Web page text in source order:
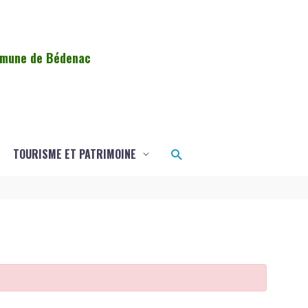
de Bédenac
TOURISME ET PATRIMOINE Rechercher